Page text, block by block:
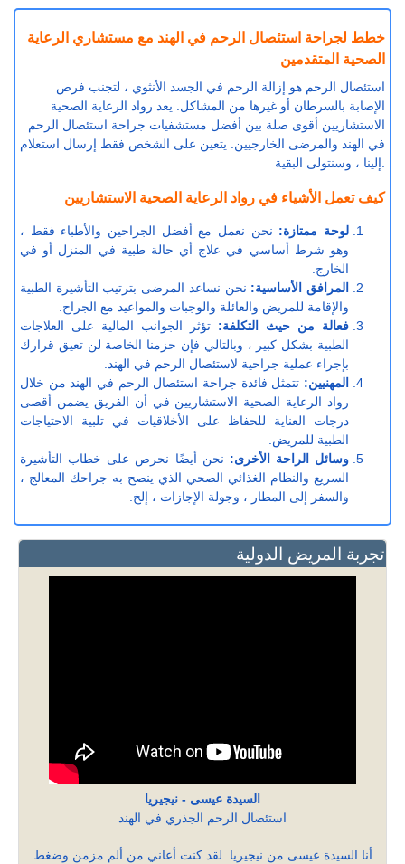
خطط لجراحة استئصال الرحم في الهند مع مستشاري الرعاية
الصحية المتقدمين
استئصال الرحم هو إزالة الرحم في الجسد الأنثوي ، لتجنب فرص
الإصابة بالسرطان أو غيرها من المشاكل. يعد رواد الرعاية الصحية
الاستشاريين أقوى صلة بين أفضل مستشفيات جراحة استئصال الرحم
في الهند والمرضى الخارجيين. يتعين على الشخص فقط إرسال استعلام
كيف تعمل الأشياء في رواد الرعاية الصحية الاستشاريين
لوحة ممتازة: نحن نعمل مع أفضل الجراحين والأطباء فقط ،
وهو شرط أساسي في علاج أي حالة طبية في المنزل أو في
الخارج.
المرافق الأساسية: نحن نساعد المرضى بترتيب التأشيرة الطبية
والإقامة للمريض والعائلة والوجبات والمواعيد مع الجراح.
فعالة من حيث التكلفة: تؤثر الجوانب المالية على العلاجات
الطبية بشكل كبير ، وبالتالي فإن حزمنا الخاصة لن تعيق قرارك
بإجراء عملية جراحية لاستئصال الرحم في الهند.
المهنيين: تتمثل فائدة جراحة استئصال الرحم في الهند من خلال
رواد الرعاية الصحية الاستشاريين في أن الفريق يضمن أقصى
درجات العناية للحفاظ على الأخلاقيات في تلبية الاحتياجات
الطبية للمريض.
وسائل الراحة الأخرى: نحن أيضًا نحرص على خطاب التأشيرة
السريع والنظام الغذائي الصحي الذي ينصح به جراحك المعالج ،
والسفر إلى المطار ، وجولة الإجازات ، إلخ.
تجربة المريض الدولية
السيدة عيسى - نيجيريا
استئصال الرحم الجذري في الهند
أنا السيدة عيسى من نيجيريا. لقد كنت أعاني من ألم مزمن وضغط